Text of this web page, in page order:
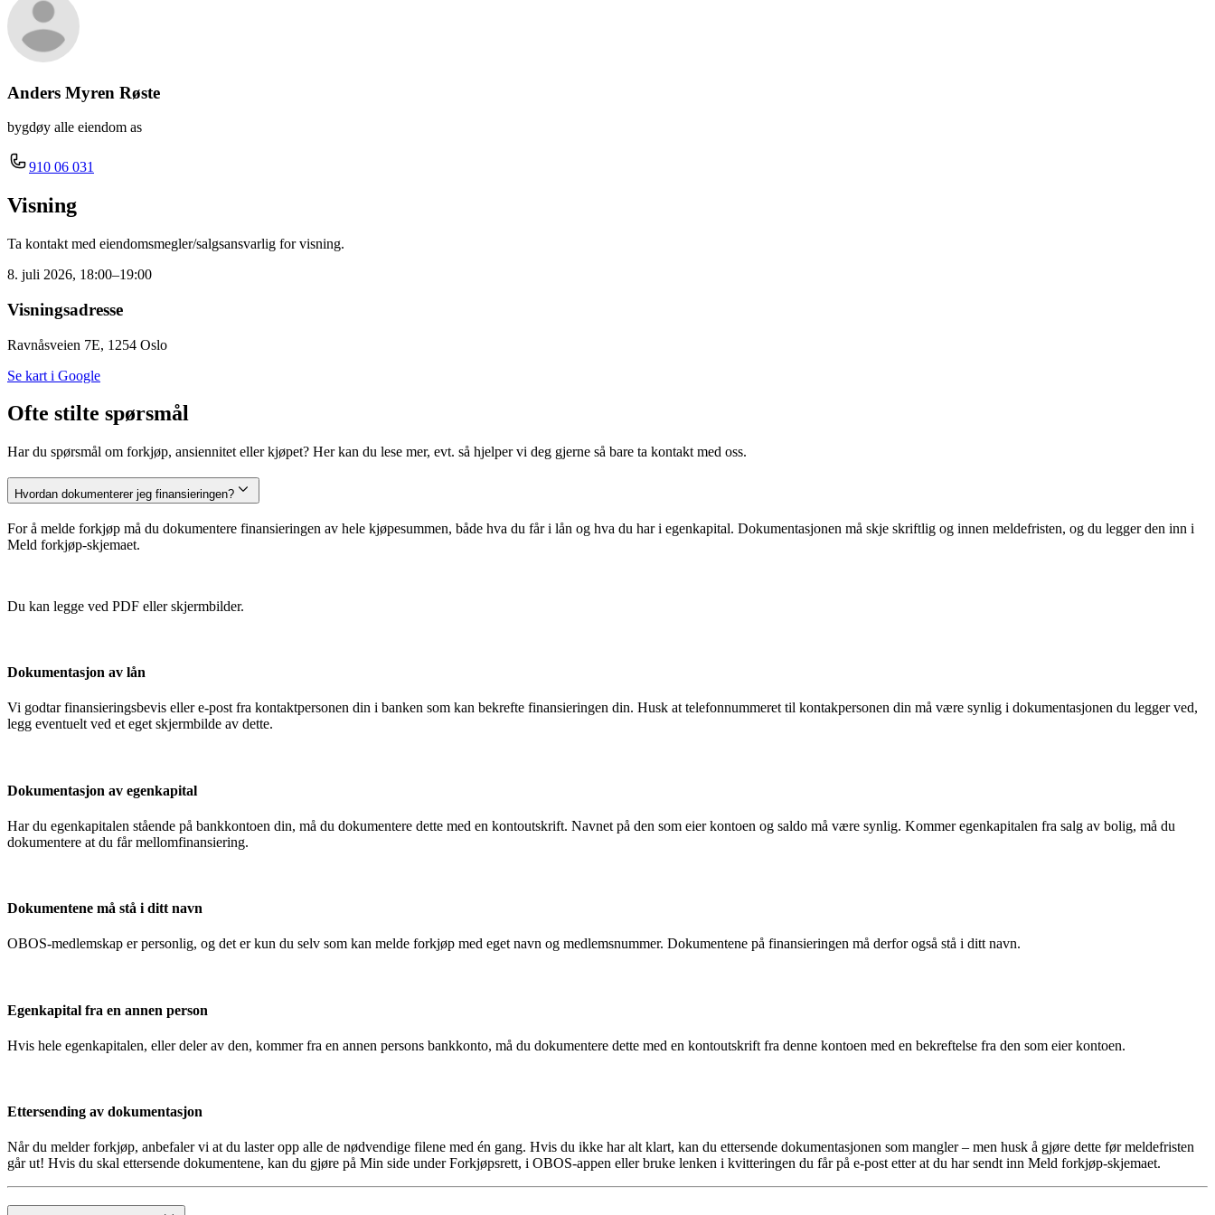
Anders Myren Røste
bygdøy alle eiendom as
910 06 031
Visning
Ta kontakt med eiendomsmegler/salgsansvarlig for visning.
8. juli 2026, 18:00–19:00
Visningsadresse
Ravnåsveien 7E, 1254 Oslo
Se kart i Google
Ofte stilte spørsmål
Har du spørsmål om forkjøp, ansiennitet eller kjøpet? Her kan du lese mer, evt. så hjelper vi deg gjerne så bare ta kontakt med oss.
Hvordan dokumenterer jeg finansieringen?
For å melde forkjøp må du dokumentere finansieringen av hele kjøpesummen, både hva du får i lån og hva du har i egenkapital. Dokumentasjonen må skje skriftlig og innen meldefristen, og du legger den inn i
Meld forkjøp-skjemaet.
Du kan legge ved PDF eller skjermbilder.
Dokumentasjon av lån
Vi godtar finansieringsbevis eller e-post fra kontaktpersonen din i banken som kan bekrefte finansieringen din. Husk at telefonnummeret til kontakpersonen din må være synlig i dokumentasjonen du legger ved,
legg eventuelt ved et eget skjermbilde av dette.
Dokumentasjon av egenkapital
Har du egenkapitalen stående på bankkontoen din, må du dokumentere dette med en kontoutskrift. Navnet på den som eier kontoen og saldo må være synlig. Kommer egenkapitalen fra salg av bolig, må du
dokumentere at du får mellomfinansiering.
Dokumentene må stå i ditt navn
OBOS-medlemskap er personlig, og det er kun du selv som kan melde forkjøp med eget navn og medlemsnummer. Dokumentene på finansieringen må derfor også stå i ditt navn.
Egenkapital fra en annen person
Hvis hele egenkapitalen, eller deler av den, kommer fra en annen persons bankkonto, må du dokumentere dette med en kontoutskrift fra denne kontoen med en bekreftelse fra den som eier kontoen.
Ettersending av dokumentasjon
Når du melder forkjøp, anbefaler vi at du laster opp alle de nødvendige filene med én gang. Hvis du ikke har alt klart, kan du ettersende dokumentasjonen som mangler – men husk å gjøre dette før meldefristen
går ut! Hvis du skal ettersende dokumentene, kan du gjøre på Min side under Forkjøpsrett, i OBOS-appen eller bruke lenken i kvitteringen du får på e-post etter at du har sendt inn Meld forkjøp-skjemaet.